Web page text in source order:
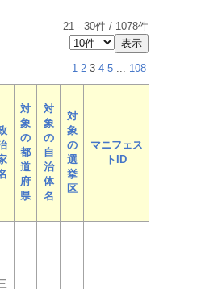
21 - 30件 / 1078件
1 2 3 4 5 ... 108
対
象
の
都
道
府
県
対
象
の
自
治
体
名
対
象
の
選
挙
区
マニフェス
トID